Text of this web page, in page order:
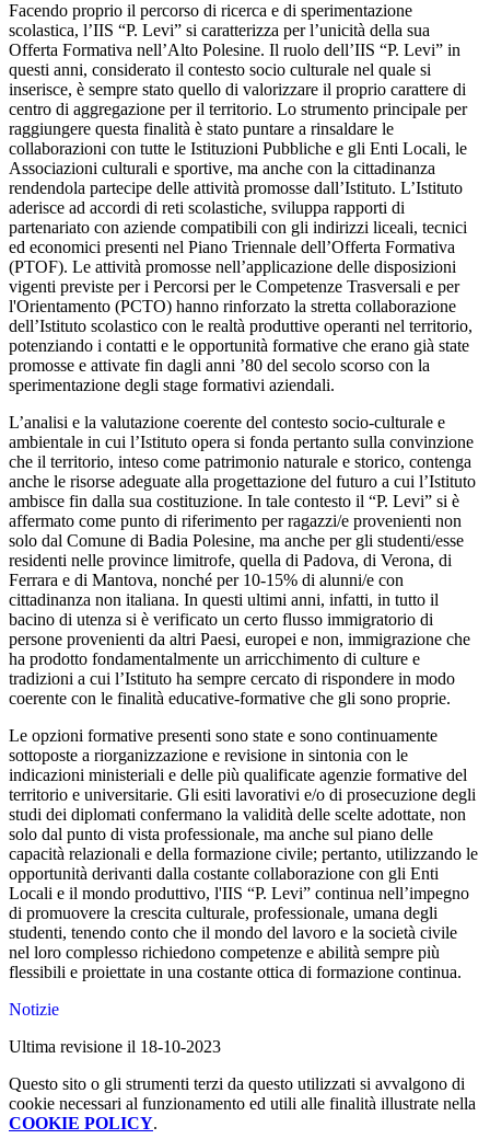
Facendo proprio il percorso di ricerca e di sperimentazione
scolastica, l’IIS “P. Levi” si caratterizza per l’unicità della sua
Offerta Formativa nell’Alto Polesine. Il ruolo dell’IIS “P. Levi” in
questi anni, considerato il contesto socio culturale nel quale si
inserisce, è sempre stato quello di valorizzare il proprio carattere di
centro di aggregazione per il territorio. Lo strumento principale per
raggiungere questa finalità è stato puntare a rinsaldare le
collaborazioni con tutte le Istituzioni Pubbliche e gli Enti Locali, le
Associazioni culturali e sportive, ma anche con la cittadinanza
rendendola partecipe delle attività promosse dall’Istituto. L’Istituto
aderisce ad accordi di reti scolastiche, sviluppa rapporti di
partenariato con aziende compatibili con gli indirizzi liceali, tecnici
ed economici presenti nel Piano Triennale dell’Offerta Formativa
(PTOF). Le attività promosse nell’applicazione delle disposizioni
vigenti previste per i Percorsi per le Competenze Trasversali e per
l'Orientamento (PCTO) hanno rinforzato la stretta collaborazione
dell’Istituto scolastico con le realtà produttive operanti nel territorio,
potenziando i contatti e le opportunità formative che erano già state
promosse e attivate fin dagli anni ’80 del secolo scorso con la
sperimentazione degli stage formativi aziendali.
L’analisi e la valutazione coerente del contesto socio-culturale e
ambientale in cui l’Istituto opera si fonda pertanto sulla convinzione
che il territorio, inteso come patrimonio naturale e storico, contenga
anche le risorse adeguate alla progettazione del futuro a cui l’Istituto
ambisce fin dalla sua costituzione. In tale contesto il “P. Levi” si è
affermato come punto di riferimento per ragazzi/e provenienti non
solo dal Comune di Badia Polesine, ma anche per gli studenti/esse
residenti nelle province limitrofe, quella di Padova, di Verona, di
Ferrara e di Mantova, nonché per 10-15% di alunni/e con
cittadinanza non italiana. In questi ultimi anni, infatti, in tutto il
bacino di utenza si è verificato un certo flusso immigratorio di
persone provenienti da altri Paesi, europei e non, immigrazione che
ha prodotto fondamentalmente un arricchimento di culture e
tradizioni a cui l’Istituto ha sempre cercato di rispondere in modo
coerente con le finalità educative-formative che gli sono proprie.
Le opzioni formative presenti sono state e sono continuamente
sottoposte a riorganizzazione e revisione in sintonia con le
indicazioni ministeriali e delle più qualificate agenzie formative del
territorio e universitarie. Gli esiti lavorativi e/o di prosecuzione degli
studi dei diplomati confermano la validità delle scelte adottate, non
solo dal punto di vista professionale, ma anche sul piano delle
capacità relazionali e della formazione civile; pertanto, utilizzando le
opportunità derivanti dalla costante collaborazione con gli Enti
Locali e il mondo produttivo, l'IIS “P. Levi” continua nell’impegno
di promuovere la crescita culturale, professionale, umana degli
studenti, tenendo conto che il mondo del lavoro e la società civile
nel loro complesso richiedono competenze e abilità sempre più
flessibili e proiettate in una costante ottica di formazione continua.
Notizie
Ultima revisione il 18-10-2023
Questo sito o gli strumenti terzi da questo utilizzati si avvalgono di
cookie necessari al funzionamento ed utili alle finalità illustrate nella
COOKIE POLICY.